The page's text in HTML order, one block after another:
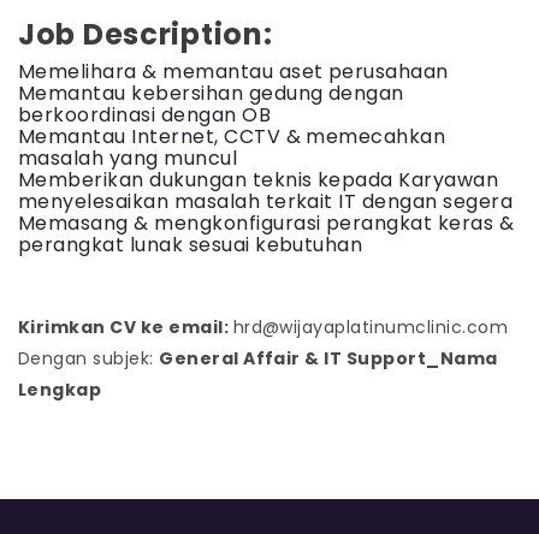
Job Description:
Memelihara & memantau aset perusahaan
Memantau kebersihan gedung dengan
berkoordinasi dengan OB
Memantau Internet, CCTV & memecahkan
masalah yang muncul
Memberikan dukungan teknis kepada Karyawan
menyelesaikan masalah terkait IT dengan segera
Memasang & mengkonfigurasi perangkat keras &
perangkat lunak sesuai kebutuhan
Kirimkan CV ke email: hrd@wijayaplatinumclinic.com
Dengan subjek: General Affair & IT Support_Nama
Lengkap